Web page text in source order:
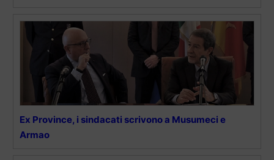
Ex Province, i sindacati scrivono a Musumeci e
Armao